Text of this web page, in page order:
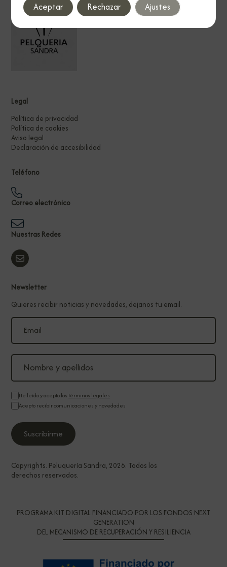
Legal
Política de privacidad
Política de cookies
Aviso legal
Declaración de accesibilidad
Teléfono
Correo electrónico
Nuestras Redes
Newsletter
Quieres recibir noticias y novedades, dejanos tu email.
He leído y acepto lostérminos legales
Acepto recibir comunicaciones y novedades
Copyrights. Peluquería Sandra, 2026. Todos los
derechos reservados.
PROGRAMA KIT DIGITAL FINANCIADO POR LOS FONDOS NEXT
GENERATION
DEL MECANISMO DE RECUPERACIÓN Y RESILIENCIA
Aceptar Rechazar Ajustes